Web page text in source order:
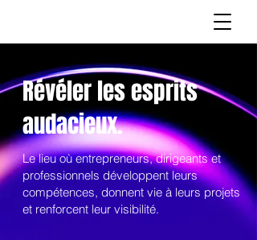
Révéler les esprits
audacieux.
Le lieu où entrepreneurs, dirigeants et
professionnels développent leurs
compétences, donnent vie à leurs projets
et renforcent leur visibilité.